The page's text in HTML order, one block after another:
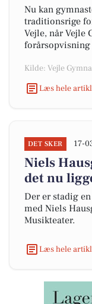
Nu kan
traditionsrige
Vejle, når Vejle
forårsopvisning
Kilde: Vejle
Læs hele
DET SKER 17-
Niels
det nu
Der er stadig
med Niels
Musikteater.
Læs hele